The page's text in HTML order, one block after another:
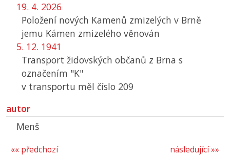
19. 4. 2026
Položení nových Kamenů zmizelých v Brně
jemu Kámen zmizelého věnován
5. 12. 1941
Transport židovských občanů z Brna s
označením "K"
v transportu měl číslo 209
autor
Menš
následující »»
«« předchozí